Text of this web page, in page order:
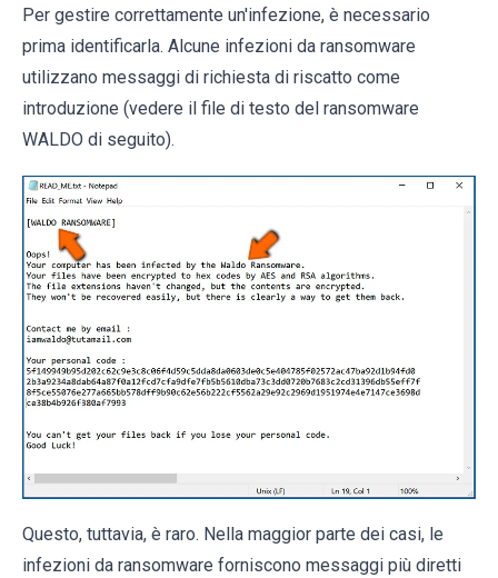
Per gestire correttamente un'infezione, è necessario
prima identificarla. Alcune infezioni da ransomware
utilizzano messaggi di richiesta di riscatto come
introduzione (vedere il file di testo del ransomware
WALDO di seguito).
Questo, tuttavia, è raro. Nella maggior parte dei casi, le
infezioni da ransomware forniscono messaggi più diretti